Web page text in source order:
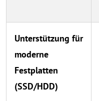
Unterstützung für
moderne
Festplatten
(SSD/HDD)